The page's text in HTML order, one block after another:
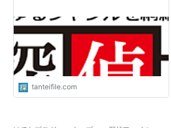
芸能裏ネタ情報イベント・映画・ア
あぶない探偵
人は彼らを天性のバカ（探偵）と呼ぶ
tanteifile.com